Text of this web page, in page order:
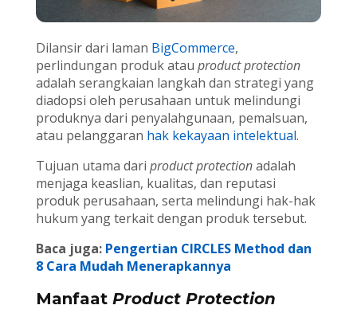
Dilansir dari laman BigCommerce,
perlindungan produk atau product protection
adalah serangkaian langkah dan strategi yang
diadopsi oleh perusahaan untuk melindungi
produknya dari penyalahgunaan, pemalsuan,
atau pelanggaran hak kekayaan intelektual.
Tujuan utama dari product protectionadalah
menjaga keaslian, kualitas, dan reputasi
produk perusahaan, serta melindungi hak-hak
hukum yang terkait dengan produk tersebut.
Baca juga: Pengertian CIRCLES Method dan
8 Cara Mudah Menerapkannya
Manfaat Product Protection